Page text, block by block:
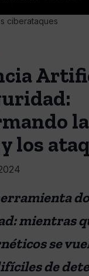
ciberataques
la
los
mientras
se
de